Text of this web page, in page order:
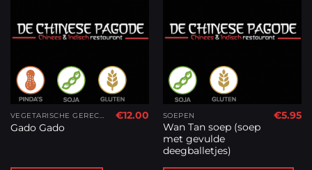
VEGETARISCHE GERECHTEN
Gado Gado
€12.00 SOEPEN
Wan Tan soep (soep
met gevulde
deegballetjes)
€5.95